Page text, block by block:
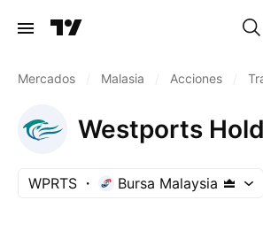
Mercados Malasia Acciones
Westports
WPRTS Bursa Malaysia